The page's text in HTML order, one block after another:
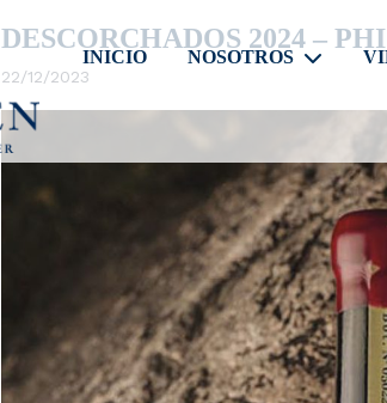
INICIO NOSOTROS
DESCORCHADOS 2024 –
22/12/2023